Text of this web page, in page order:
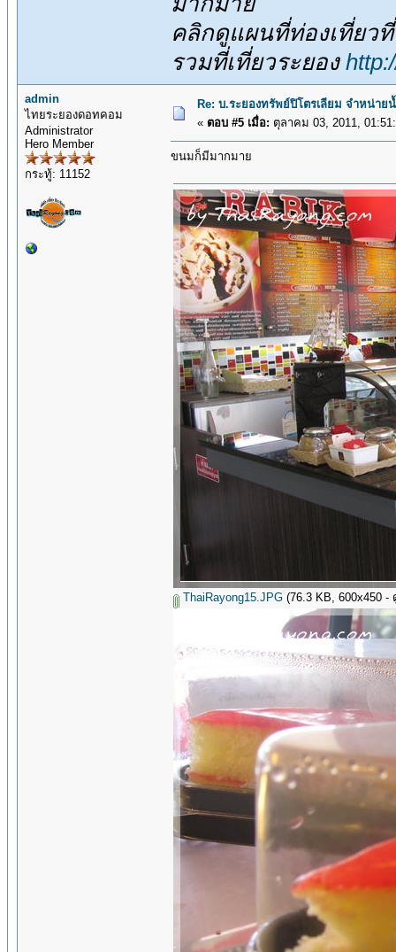
คลิกดูแผนที่ท่องเที่ยว
รวมที่เที่ยวระยอง
admin
ไทยระยองดอทคอม
Administrator
Hero Member
กระทู้: 11152
Re: บ.ระยองทรัพย์ปิโตรเลียม จำหน่าย
« ตอบ #5 เมื่อ: ตุลาคม 03, 2011,
ขนมก็มีมากมาย
ThaiRayong15.JPG (76.3 KB, 600x450 -